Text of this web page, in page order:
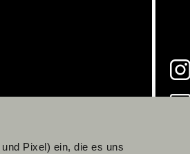
Pixel) ein, die es uns